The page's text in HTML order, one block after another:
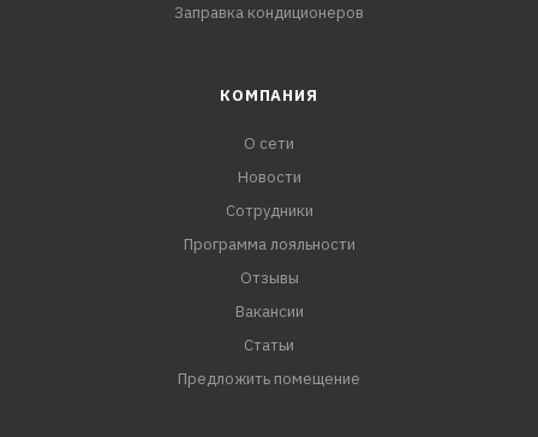
Заправка кондиционеров
КОМПАНИЯ
О сети
Новости
Сотрудники
Программа лояльности
Отзывы
Вакансии
Статьи
Предложить помещение